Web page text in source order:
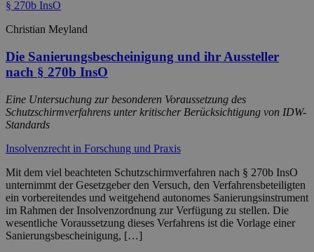
Christian Meyland
Die Sanierungsbescheinigung und ihr Aussteller
nach § 270b InsO
Eine Untersuchung zur besonderen Voraussetzung des
Schutzschirmverfahrens unter kritischer Berücksichtigung von IDW-
Standards
Insolvenzrecht in Forschung und Praxis
Mit dem viel beachteten Schutzschirmverfahren nach § 270b InsO
unternimmt der Gesetzgeber den Versuch, den Verfahrensbeteiligten
ein vorbereitendes und weitgehend autonomes Sanierungsinstrument
im Rahmen der Insolvenzordnung zur Verfügung zu stellen. Die
wesentliche Voraussetzung dieses Verfahrens ist die Vorlage einer
Sanierungsbescheinigung, […]